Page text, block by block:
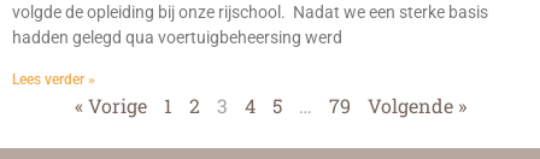
volgde de opleiding bij onze rijschool. Nadat we een sterke basis
hadden gelegd qua voertuigbeheersing werd
Lees verder »
« Vorige 1 2 3 4 5 … 79 Volgende »